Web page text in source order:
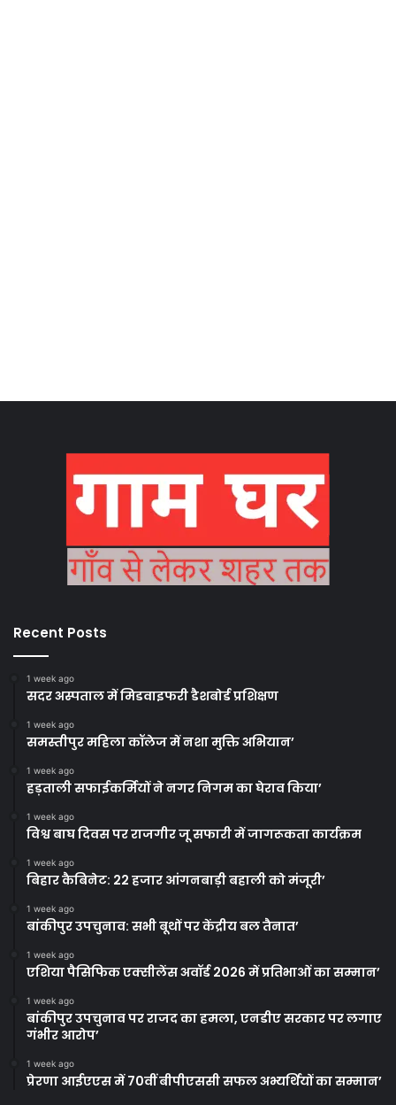
Recent Posts
1 week ago
सदर अस्पताल में मिडवाइफरी डैशबोर्ड प्रशिक्षण
1 week ago
समस्तीपुर महिला कॉलेज में नशा मुक्ति अभियान’
1 week ago
हड़ताली सफाईकर्मियों ने नगर निगम का घेराव किया’
1 week ago
विश्व बाघ दिवस पर राजगीर जू सफारी में जागरूकता कार्यक्रम
1 week ago
बिहार कैबिनेट: 22 हजार आंगनबाड़ी बहाली को मंजूरी’
1 week ago
बांकीपुर उपचुनाव: सभी बूथों पर केंद्रीय बल तैनात’
1 week ago
एशिया पैसिफिक एक्सीलेंस अवॉर्ड 2026 में प्रतिभाओं का सम्मान’
1 week ago
बांकीपुर उपचुनाव पर राजद का हमला, एनडीए सरकार पर लगाए
गंभीर आरोप’
1 week ago
प्रेरणा आईएएस में 70वीं बीपीएससी सफल अभ्यर्थियों का सम्मान’